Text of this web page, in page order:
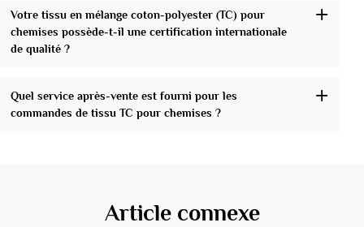
Votre tissu en mélange coton-polyester (TC) pour
chemises possède-t-il une certification internationale
de qualité ?
Quel service après-vente est fourni pour les
commandes de tissu TC pour chemises ?
Article connexe